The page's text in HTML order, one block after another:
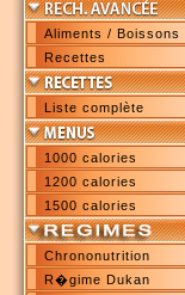
Aliments / Boissons
Recettes
Liste complète
1000 calories
1200 calories
1500 calories
Chrononutrition
R�gime Dukan